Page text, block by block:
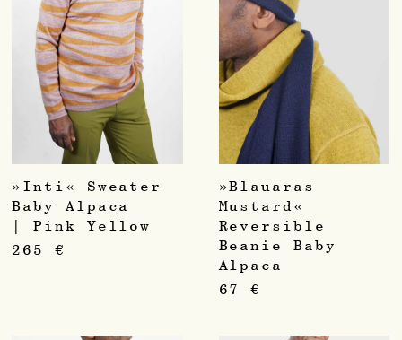
»Inti« Sweater
Baby Alpaca
| Pink Yellow
265 €
»Blauaras
Mustard«
Reversible
Beanie Baby
Alpaca
67€